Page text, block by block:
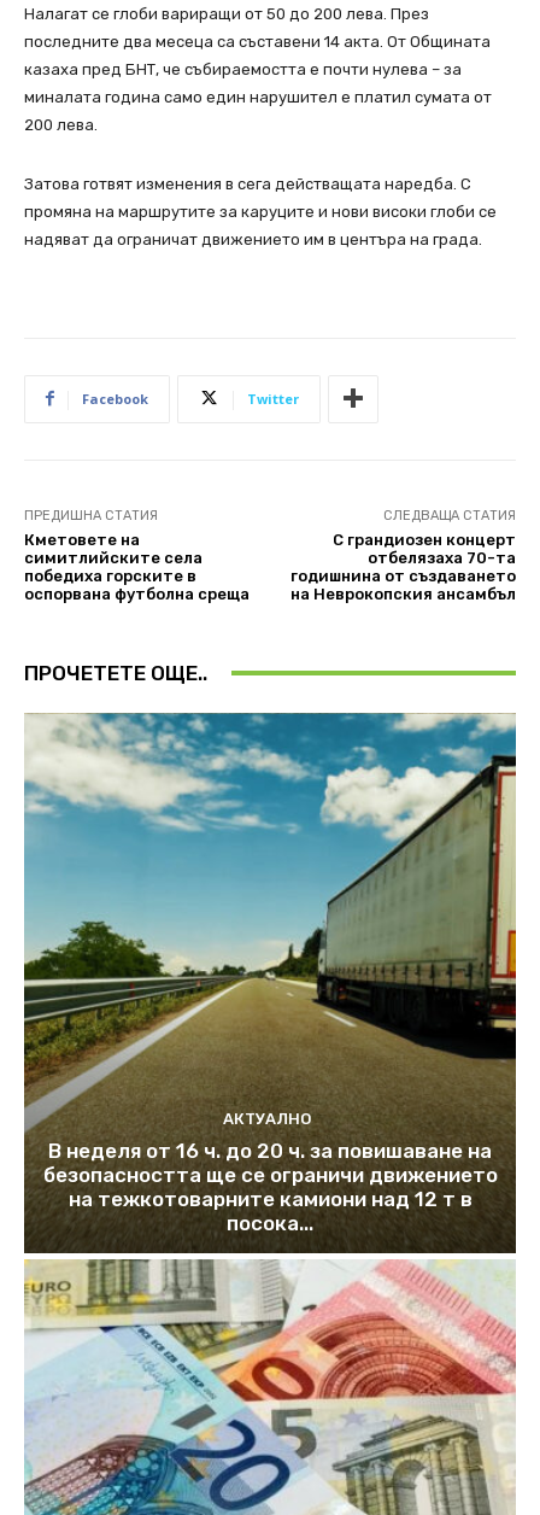
Налагат се глоби вариращи от 50 до 200 лева. През
последните два месеца са съставени 14 акта. От Общината
казаха пред БНТ, че събираемостта е почти нулева – за
миналата година само един нарушител е платил сумата от
200 лева.
Затова готвят изменения в сега действащата наредба. С
промяна на маршрутите за каруците и нови високи глоби се
надяват да ограничат движението им в центъра на града.
Facebook Twitter
ПРЕДИШНА СТАТИЯ
Кметовете на
симитлийските села
победиха горските в
оспорвана футболна среща
СЛЕДВАЩА СТАТИЯ
С грандиозен концерт
отбелязаха 70-та
годишнина от създаването
на Неврокопския ансамбъл
ПРОЧЕТЕТЕ ОЩЕ..
АКТУАЛНО
В неделя от 16 ч. до 20 ч. за повишаване на
безопасността ще се ограничи движението
на тежкотоварните камиони над 12 т в
посока...